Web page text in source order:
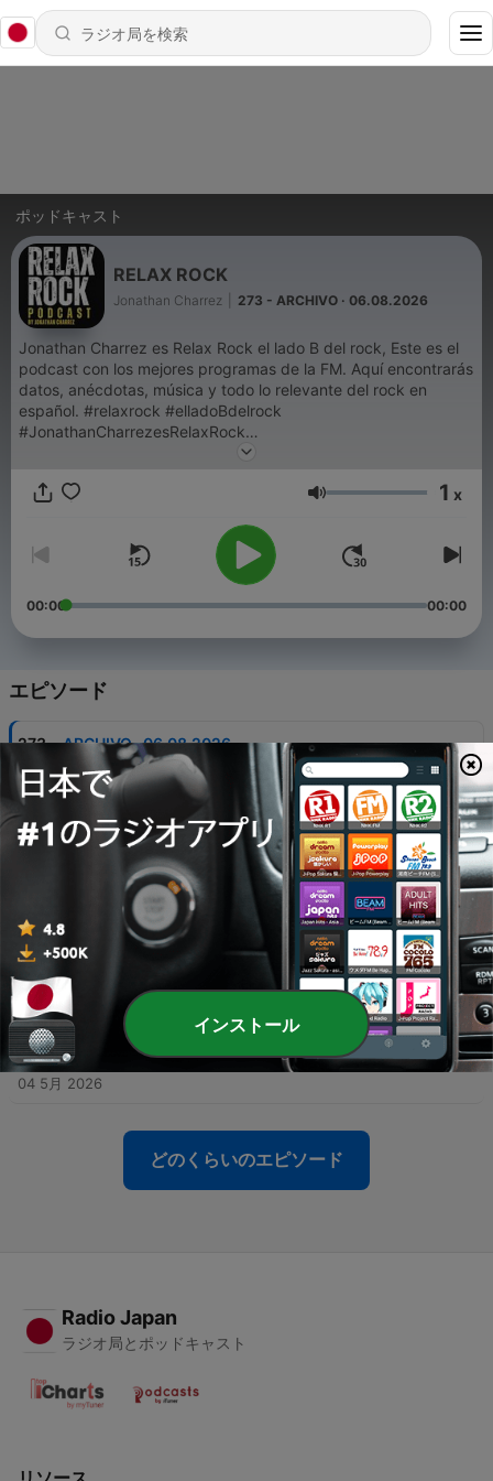
ポッドキャスト
RELAX ROCK
Jonathan Charrez 273 - ARCHIVO · 06.08.2026
Jonathan Charrez es Relax Rock el lado B del rock, Este es el
podcast con los mejores programas de la FM. Aquí encontrarás
datos, anécdotas, música y todo lo relevante del rock en
español. #relaxrock #elladoBdelrock
#JonathanCharrezesRelaxRock
#RelaxRockesJonathanCharrez
音量 1 x
00:00 00:00
エピソード
273 - ARCHIVO · 06.08.2026
07 8月 2026
ARCHIVO · 2026.08.05
06 8月 2026
ARCHIVO · 2026.08.04
270 - ÚLTIMO PROGRAMA DE RELAX ROCK 30 DE
ABRIL 2026
07 5月 2026
269 - ÚLTIMO MIÉRCOLES DE RELAX ROCK 29 DE
ABRIL DEL 2026
04 5月 2026
どのくらいのエピソード
Radio Japan
ラジオ局とポッドキャスト
インストール